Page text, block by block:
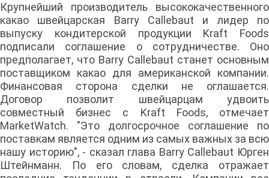
Крупнейший производитель высококачественного
какао швейцарская Barry Callebaut и лидер по
выпуску кондитерской продукции Kraft Foods
подписали соглашение о сотрудничестве. Оно
предполагает, что Barry Callebaut станет основным
поставщиком какао для американской компании.
Финансовая сторона сделки не оглашается.
Договор позволит швейцарцам удвоить
совместный бизнес с Kraft Foods, отмечает
MarketWatch. "Это долгосрочное соглашение по
поставкам является одним из самых важных за всю
нашу историю", - сказал глава Barry Callebaut Юрген
Штейнманн. По его словам, сделка отражает